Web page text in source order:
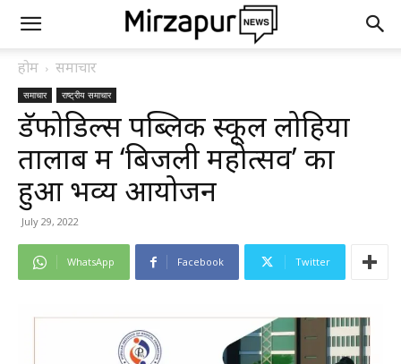
होम समाचार
समाचार राष्ट्रीय समाचार
डॅफोडिल्स पब्लिक स्कूल लोहिया
तालाब में ‘बिजली महोत्सव’ का
हुआ भव्य आयोजन
July 29, 2022
WhatsApp Facebook Twitter